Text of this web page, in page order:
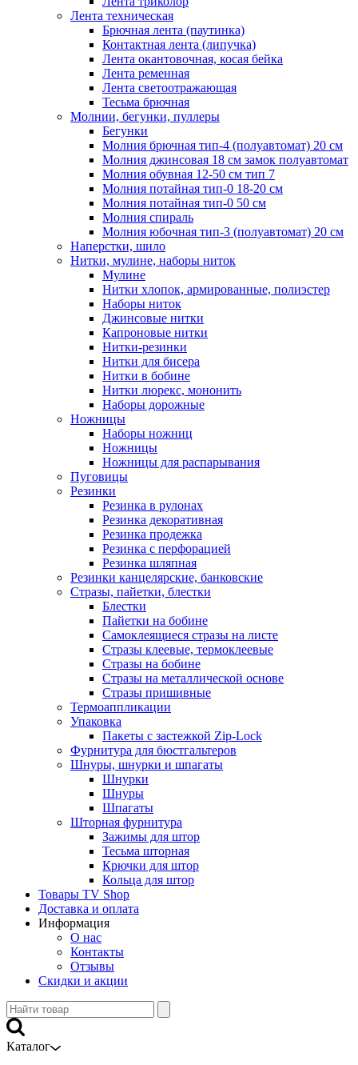
Лента техническая
Брючная лента (паутинка)
Контактная лента (липучка)
Лента окантовочная, косая бейка
Лента ременная
Лента светоотражающая
Тесьма брючная
Молнии, бегунки, пуллеры
Бегунки
Молния брючная тип-4 (полуавтомат) 20 см
Молния джинсовая 18 см замок полуавтомат
Молния обувная 12-50 см тип 7
Молния потайная тип-0 18-20 см
Молния потайная тип-0 50 см
Молния спираль
Молния юбочная тип-3 (полуавтомат) 20 см
Наперстки, шило
Нитки, мулине, наборы ниток
Мулине
Нитки хлопок, армированные, полиэстер
Наборы ниток
Джинсовые нитки
Капроновые нитки
Нитки-резинки
Нитки для бисера
Нитки в бобине
Нитки люрекс, мононить
Наборы дорожные
Ножницы
Наборы ножниц
Ножницы
Ножницы для распарывания
Пуговицы
Резинки
Резинка в рулонах
Резинка декоративная
Резинка продежка
Резинка с перфорацией
Резинка шляпная
Резинки канцелярские, банковские
Стразы, пайетки, блестки
Блестки
Пайетки на бобине
Самоклеящиеся стразы на листе
Стразы клеевые, термоклеевые
Стразы на бобине
Стразы на металлической основе
Стразы пришивные
Термоаппликации
Упаковка
Пакеты с застежкой Zip-Lock
Фурнитура для бюстгальтеров
Шнуры, шнурки и шпагаты
Шнурки
Шнуры
Шпагаты
Шторная фурнитура
Зажимы для штор
Тесьма шторная
Крючки для штор
Кольца для штор
Товары TV Shop
Доставка и оплата
Информация
О нас
Контакты
Отзывы
Скидки и акции
Каталог